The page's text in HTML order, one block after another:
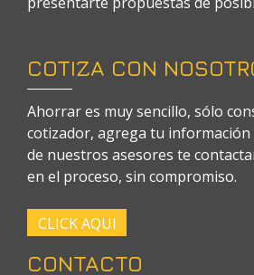
COTIZA CON
Ahorrar es muy sencillo, sólo
cotizador, agrega tu
de nuestros asesores te
en el proceso, sin compromiso.
CLICK AQUI
CONTACTO